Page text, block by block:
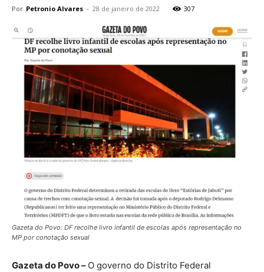
Por Petronio Alvares - 28 de janeiro de 2022 307
Gazeta do Povo: DF recolhe livro infantil de escolas após representação no
MP por conotação sexual
Gazeta do Povo – O governo do Distrito Federal